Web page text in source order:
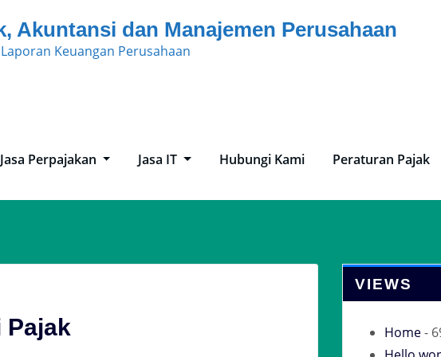
Akuntansi dan Manajemen Perusahaan
Keuangan Perusahaan
Jasa Perpajakan Jasa IT Hubungi Kami Peraturan Pajak
VIEWS
Home-